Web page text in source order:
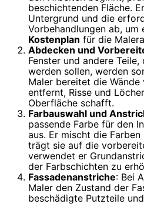
beschichtenden Fläche.
Untergrund und die
Vorbehandlungen ab, um
Kostenplan für die
Abdecken und
Fenster und andere
werden sollen, werden
Maler bereitet die
entfernt, Risse und
Oberfläche schafft.
Farbauswahl und
passende Farbe für den
aus. Er mischt die
trägt sie auf die
verwendet er
der Farbschichten zu
Fassadenanstriche: Bei
Maler den Zustand der
beschädigte Putzteile